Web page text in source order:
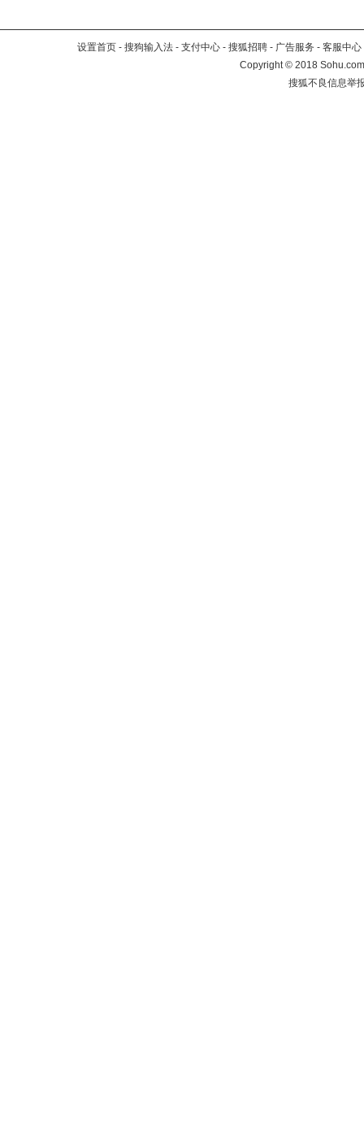
设置首页 - 搜狗输入法 - 支付中心 - 搜狐招聘 - 广告服务 - 客服中心
Copyright©2018
搜狐不良信息举